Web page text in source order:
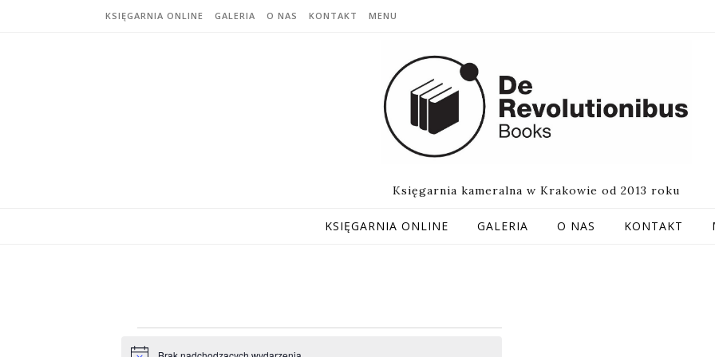
KSIĘGARNIA ONLINE GALERIA O NAS KONTAKT MENU
Księgarnia kameralna w Krakowie od 2013 roku
KSIĘGARNIA ONLINE GALERIA O NAS KONTAKT
Wydarzenia